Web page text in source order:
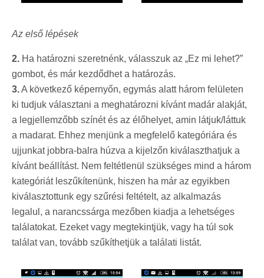
Az első lépések
2. Ha határozni szeretnénk, válasszuk az „Ez mi lehet?”
gombot, és már kezdődhet a határozás.
3.A következő képernyőn, egymás alatt három felületen
ki tudjuk választani a meghatározni kívánt madár alakját,
a legjellemzőbb színét és az élőhelyet, amin látjuk/láttuk
a madarat. Ehhez menjünk a megfelelő kategóriára és
ujjunkat jobbra-balra húzva a kijelzőn kiválaszthatjuk a
kívánt beállítást. Nem feltétlenül szükséges mind a három
kategóriát leszűkítenünk, hiszen ha már az egyikben
kiválasztottunk egy szűrési feltételt, az alkalmazás
legalul, a narancssárga mezőben kiadja a lehetséges
találatokat. Ezeket vagy megtekintjük, vagy ha túl sok
találat van, tovább szűkíthetjük a találati listát.